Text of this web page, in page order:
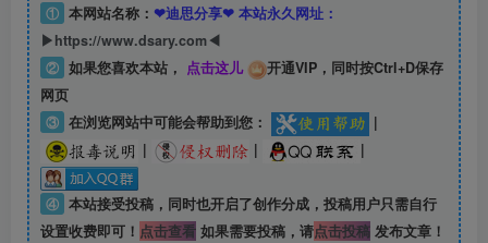
① 本网站名称： ❤迪思分享❤ 本站永久网址：
▶https://www.dsary.com◀
② 如果您喜欢本站， 点击这儿
开通VIP，同时按Ctrl+D保存
网页
③ 在浏览网站中可能会帮助到您：
|
|
| |
④ 本站接受投稿，同时也开启了创作分成，投稿用户只需自行
设置收费即可！ 点击查看如果需要投稿，请点击投稿发布文章！